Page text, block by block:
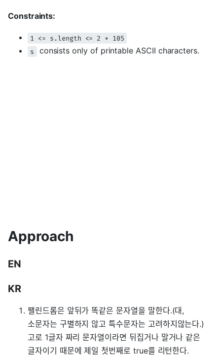
Constraints:
1 <= s.length <= 2 * 105
s
consists only of printable ASCII characters.
Approach
EN
KR
팰린드롬은 앞뒤가 똑같은 문자열을 말한다.(대,
소문자는 구별하지 않고 특수문자는 고려하지않는다.)
고로 1글자 짜리 문자열이라면 뒤집거나 말거나 같은
글자이기 때문에 제일 첫번째로 true를 리턴한다.